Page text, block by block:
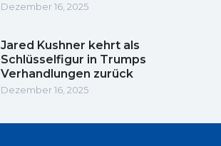
Dezember 16, 2025
Jared Kushner kehrt als
Schlüsselfigur in Trumps
Verhandlungen zurück
Dezember 16, 2025